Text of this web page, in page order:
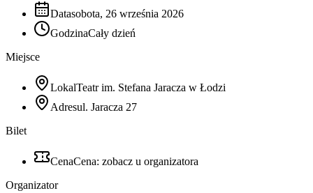
Datasobota, 26 września 2026
GodzinaCały dzień
Miejsce
LokalTeatr im. Stefana Jaracza w Łodzi
Adresul. Jaracza 27
Bilet
CenaCena: zobacz u organizatora
Organizator